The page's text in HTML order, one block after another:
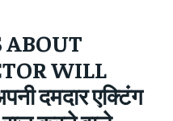
ABOUT
WILL
दमदार एक्टिंग